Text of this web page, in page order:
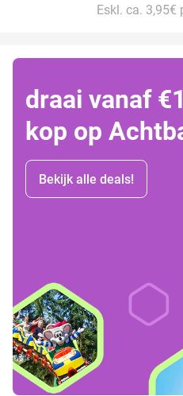
Eskl. ca. 3,95€
draai vanaf
kop op
Bekijk alle deals!